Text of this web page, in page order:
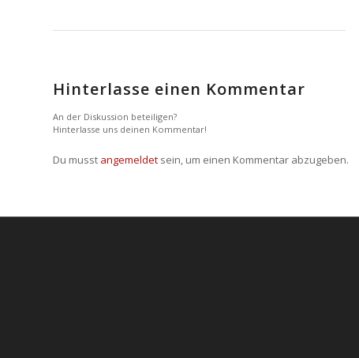
Hinterlasse einen Kommentar
An der Diskussion beteiligen?
Hinterlasse uns deinen Kommentar!
Du musst angemeldet sein, um einen Kommentar abzugeben.